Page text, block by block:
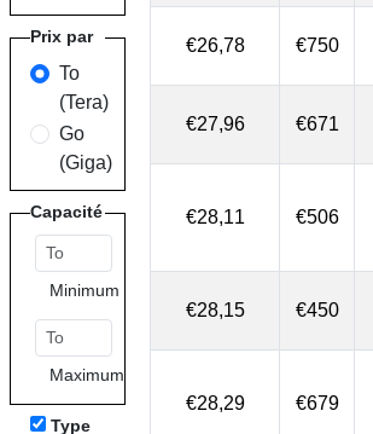
Prix par
To
(Tera)
Go
(Giga)
Capacité
Minimum
Maximum
Type
€26,78 €750
€27,96 €671
€28,11 €506
€28,15 €450
€28,29 €679